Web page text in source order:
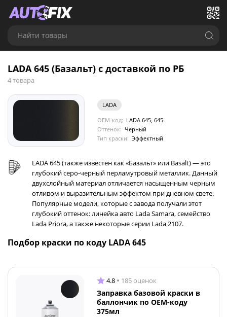
Найти товары
LADA 645 (Базальт) с доставкой по РБ
4 товара
LADA
OEM-код: LADA 645, 645
Оттенок: Черный
Тип краски: Эффектный
LADA 645 (также известен как «Базальт» или Basalt) — это
глубокий серо-черный перламутровый металлик. Данный
двухслойный материал отличается насыщенным черным
отливом и выразительным эффектом при дневном свете.
Популярные модели, которые с завода получали этот
глубокий оттенок: линейка авто Lada Samara, семейство
Lada Priora, а также некоторые серии Lada 2107.
Подбор краски по коду LADA 645
4.8 185 оценок
Заправка базовой краски в
баллончик по OEM-коду
375мл